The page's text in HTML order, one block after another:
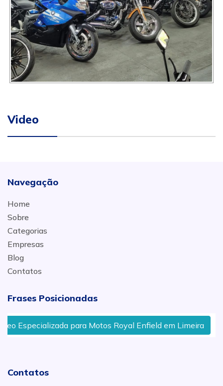
Video
Navegação
Home
Sobre
Categorias
Empresas
Blog
Contatos
Frases Posicionadas
para Motos Royal Enfield em Limeira Encosto
Contatos